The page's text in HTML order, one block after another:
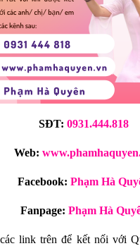
SĐT: 0931.444.818
Web:
Facebook: Phạm Hà
Fanpage: Phạm Hà
link trên để kết nối với